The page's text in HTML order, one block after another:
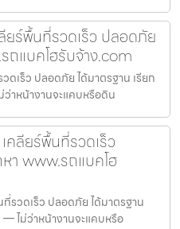
ยร์พื้นที่รวดเร็ว ปลอดภัย
ถแบคโฮรับจ้าง.com
ดเร็ว ปลอดภัย ได้มาตรฐาน เรียก
าหน้างานจะแคบหรือดิน
คลียร์พื้นที่รวดเร็ว
า www.รถแบคโฮ
รวดเร็ว ปลอดภัย ได้มาตรฐาน
ไม่ว่าหน้างานจะแคบหรือ